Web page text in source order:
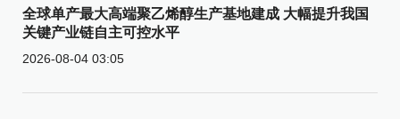
全球单产最大高端聚乙烯醇生产基地建成 大幅提升我国
关键产业链自主可控水平
2026-08-04 03:05